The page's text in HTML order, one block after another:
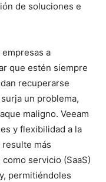
de soluciones e
empresas a
que estén siempre
recuperarse
un problema,
maligno. Veeam
y flexibilidad a la
más
servicio (SaaS)
permitiéndoles